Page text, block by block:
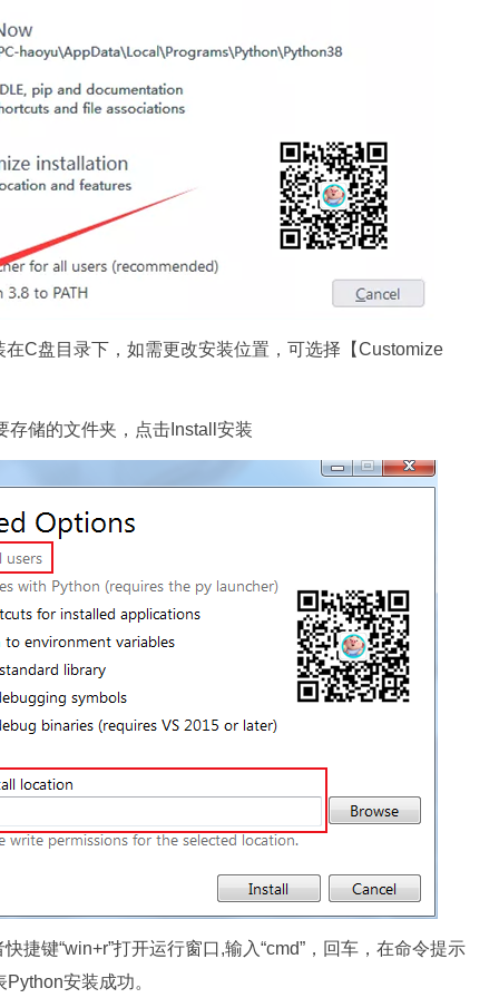
C盘目录下，如需更改安装位置，可选择【Customize
存储的文件夹，点击Install安装
捷键“win+r”打开运行窗口,输入“cmd”，回车，在命令提示
安装成功。